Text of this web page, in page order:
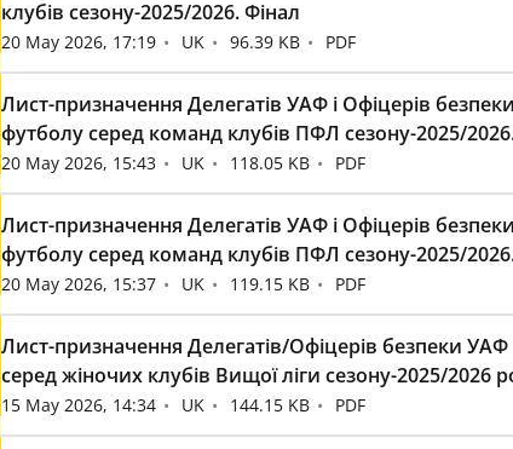
клубів сезону-2025/2026. Фінал
20 May 2026, 17:19 UK 96.39 KB PDF
Лист-призначення Делегатів УАФ і Офіцерів
футболу серед команд клубів ПФЛ сезону-2025/
20 May 2026, 15:43 UK 118.05 KB PDF
Лист-призначення Делегатів УАФ і Офіцерів
футболу серед команд клубів ПФЛ сезону-2025/
20 May 2026, 15:37 UK 119.15 KB PDF
Лист-призначення Делегатів/Офіцерів безпеки
серед жіночих клубів Вищої ліги сезону-2025/2026
15 May 2026, 14:34 UK 144.15 KB PDF